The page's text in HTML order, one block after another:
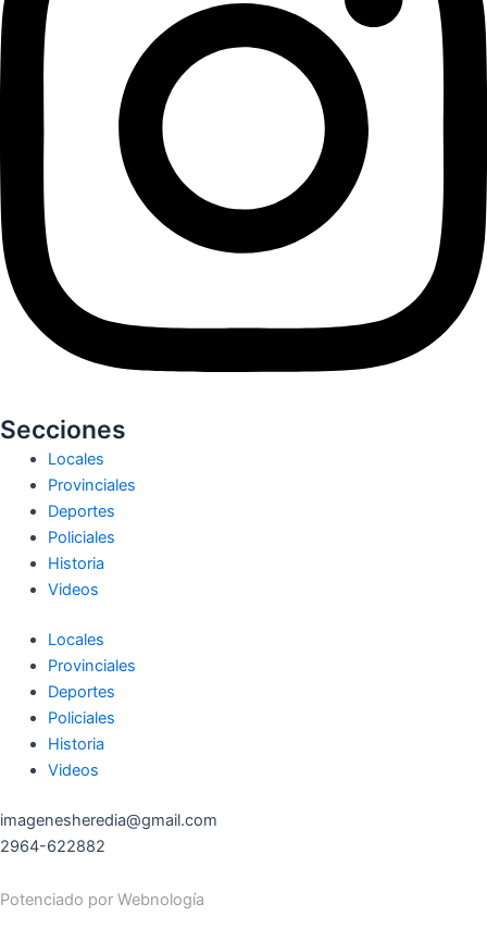
Secciones
Locales
Provinciales
Deportes
Policiales
Historia
Videos
Locales
Provinciales
Deportes
Policiales
Historia
Videos
imagenesheredia@gmail.com
2964-622882
Potenciado por Webnología